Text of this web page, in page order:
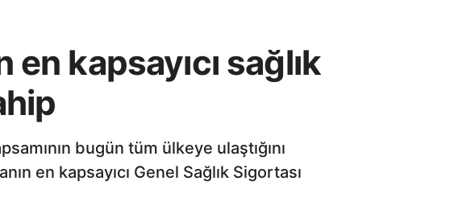
kapsayıcı sağlık
bugün tüm ülkeye ulaştığını
en kapsayıcı Genel Sağlık Sigortası